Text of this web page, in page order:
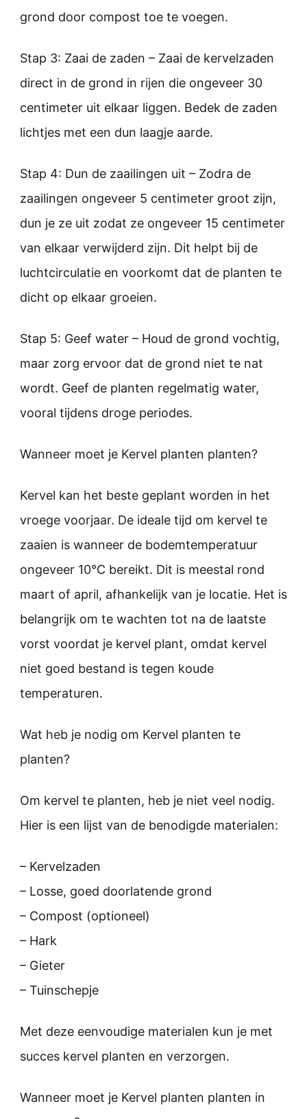
grond door compost toe te voegen.
Stap 3: Zaai de zaden – Zaai de kervelzaden
direct in de grond in rijen die ongeveer 30
centimeter uit elkaar liggen. Bedek de zaden
lichtjes met een dun laagje aarde.
Stap 4: Dun de zaailingen uit – Zodra de
zaailingen ongeveer 5 centimeter groot zijn,
dun je ze uit zodat ze ongeveer 15 centimeter
van elkaar verwijderd zijn. Dit helpt bij de
luchtcirculatie en voorkomt dat de planten te
dicht op elkaar groeien.
Stap 5: Geef water – Houd de grond vochtig,
maar zorg ervoor dat de grond niet te nat
wordt. Geef de planten regelmatig water,
vooral tijdens droge periodes.
Wanneer moet je Kervel planten planten?
Kervel kan het beste geplant worden in het
vroege voorjaar. De ideale tijd om kervel te
zaaien is wanneer de bodemtemperatuur
ongeveer 10°C bereikt. Dit is meestal rond
maart of april, afhankelijk van je locatie. Het is
belangrijk om te wachten tot na de laatste
vorst voordat je kervel plant, omdat kervel
niet goed bestand is tegen koude
temperaturen.
Wat heb je nodig om Kervel planten te
planten?
Om kervel te planten, heb je niet veel nodig.
Hier is een lijst van de benodigde materialen:
– Kervelzaden
– Losse, goed doorlatende grond
– Compost (optioneel)
– Hark
– Gieter
– Tuinschepje
Met deze eenvoudige materialen kun je met
succes kervel planten en verzorgen.
Wanneer moet je Kervel planten planten in